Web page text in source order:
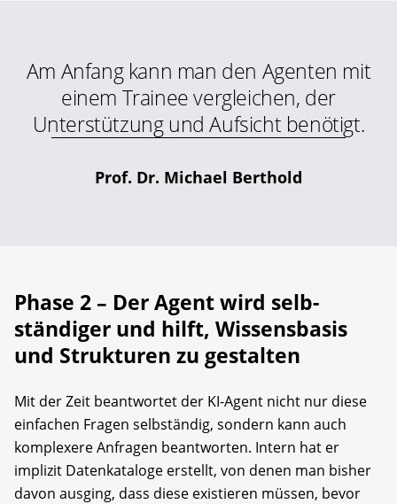
Am Anfang kann man den Agenten mit
einem Trainee vergleichen, der
Unterstützung und Aufsicht benötigt.
Prof. Dr. Michael Berthold
Phase 2 – Der Agent wird selb­
ständiger und hilft, Wissensbasis
und Strukturen zu gestalten
Mit der Zeit beantwortet der KI-Agent nicht nur diese
einfachen Fragen selbständig, sondern kann auch
komplexere Anfragen beantworten. Intern hat er
implizit Datenkataloge erstellt, von denen man bisher
davon ausging, dass diese existieren müssen, bevor